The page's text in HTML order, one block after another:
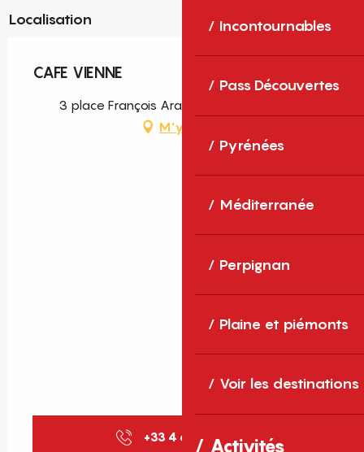
Incontournables
Pass Découvertes
Pyrénées
Méditerranée
Perpignan
Plaine et piémonts
Voir les destinations
Activités
Localisation
CAFE VIENNE
3 place François Arago, 66000 Perpignan
M'y rendre
+33 4 68 34 80 ▒▒